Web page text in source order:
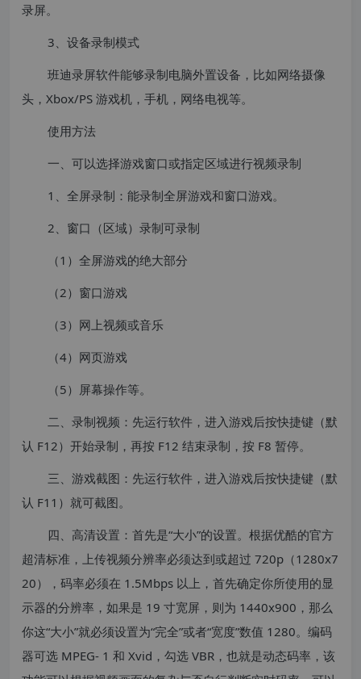
录屏。
3、设备录制模式
班迪录屏软件能够录制电脑外置设备，比如网络摄像
头，Xbox/PS 游戏机，手机，网络电视等。
使用方法
一、可以选择游戏窗口或指定区域进行视频录制
1、全屏录制：能录制全屏游戏和窗口游戏。
2、窗口（区域）录制可录制
（1）全屏游戏的绝大部分
（2）窗口游戏
（3）网上视频或音乐
（4）网页游戏
（5）屏幕操作等。
二、录制视频：先运行软件，进入游戏后按快捷键（默
认 F12）开始录制，再按 F12 结束录制，按 F8 暂停。
三、游戏截图：先运行软件，进入游戏后按快捷键（默
认 F11）就可截图。
四、高清设置：首先是“大小”的设置。根据优酷的官方
超清标准，上传视频分辨率必须达到或超过 720p（1280x7
20），码率必须在 1.5Mbps 以上，首先确定你所使用的显
示器的分辨率，如果是 19 寸宽屏，则为 1440x900，那么
你这“大小”就必须设置为“完全”或者“宽度”数值 1280。编码
器可选 MPEG- 1 和 Xvid，勾选 VBR，也就是动态码率，该